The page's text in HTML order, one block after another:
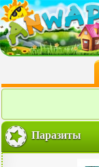
Паразиты